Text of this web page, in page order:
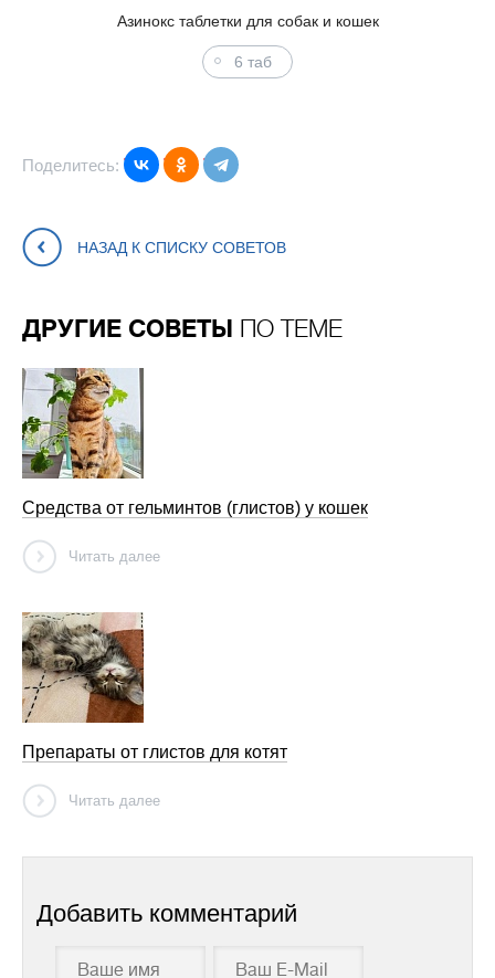
Азинокс таблетки для собак и кошек
6 таб
Поделитесь:
НАЗАД К СПИСКУ СОВЕТОВ
ДРУГИЕ СОВЕТЫ ПО ТЕМЕ
Средства от гельминтов (глистов) у кошек
Читать далее
Препараты от глистов для котят
Читать далее
Добавить комментарий